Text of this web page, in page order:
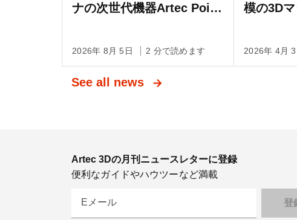
ナの次世代機器Artec Point
2026年 8月 5日 2 分で読めます
模の3D
2026年 4月 3
See all news
Artec 3Dの月刊ニュースレターに登録
便利なガイドやハウツーなど満載
Eメール